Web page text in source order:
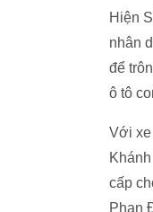
Hiện
nhân
để
ô tô
Với xe
cấp
Phan